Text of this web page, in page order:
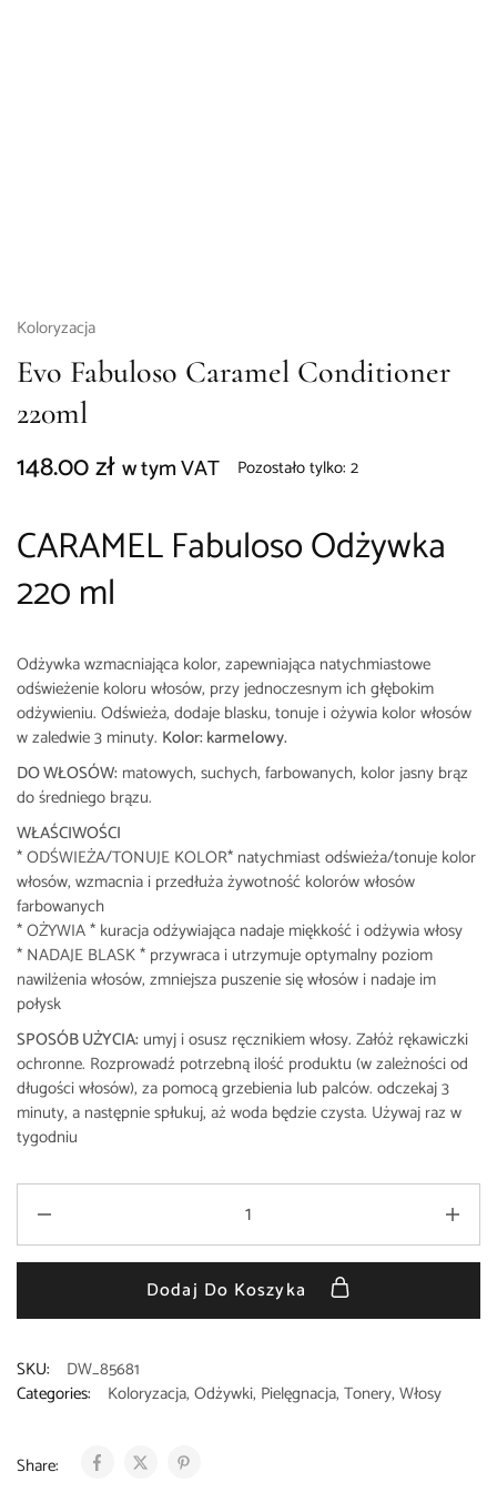
Koloryzacja
Evo Fabuloso Caramel Conditioner
220ml
148.00złw tym VAT Pozostało tylko: 2
CARAMEL Fabuloso Odżywka
220 ml
Odżywka wzmacniająca kolor, zapewniająca natychmiastowe
odświeżenie koloru włosów, przy jednoczesnym ich głębokim
odżywieniu. Odświeża, dodaje blasku, tonuje i ożywia kolor włosów
w zaledwie 3 minuty. Kolor: karmelowy.
DO WŁOSÓW: matowych, suchych, farbowanych, kolor jasny brąz
do średniego brązu.
WŁAŚCIWOŚCI
* ODŚWIEŻA/TONUJE KOLOR* natychmiast odświeża/tonuje kolor
włosów, wzmacnia i przedłuża żywotność kolorów włosów
farbowanych
* OŻYWIA * kuracja odżywiająca nadaje miękkość i odżywia włosy
* NADAJE BLASK * przywraca i utrzymuje optymalny poziom
nawilżenia włosów, zmniejsza puszenie się włosów i nadaje im
połysk
SPOSÓB UŻYCIA: umyj i osusz ręcznikiem włosy. Załóż rękawiczki
ochronne. Rozprowadź potrzebną ilość produktu (w zależności od
długości włosów), za pomocą grzebienia lub palców. odczekaj 3
minuty, a następnie spłukuj, aż woda będzie czysta. Używaj raz w
tygodniu
Dodaj Do Koszyka
SKU:
DW_85681
Categories:
Koloryzacja, Odżywki, Pielęgnacja, Tonery, Włosy
Share: